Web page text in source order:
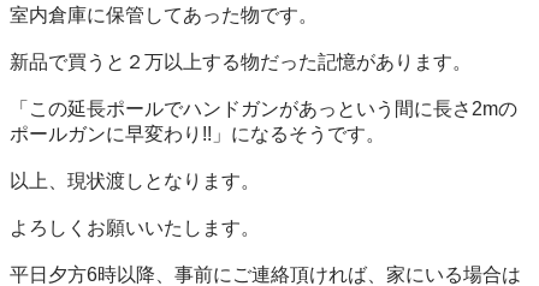
室内倉庫に保管してあった物です。
新品で買うと２万以上する物だった記憶があります。
「この延長ポールでハンドガンがあっという間に長さ2mの
ポールガンに早変わり!!」になるそうです。
以上、現状渡しとなります。
よろしくお願いいたします。
平日夕方6時以降、事前にご連絡頂ければ、家にいる場合は